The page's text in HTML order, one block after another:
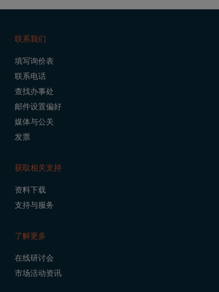
Navigation
联系我们
填写询价表
联系电话
查找办事处
邮件设置偏好
媒体与公关
发票
获取相关支持
资料下载
支持与服务
了解更多
在线研讨会
市场活动资讯